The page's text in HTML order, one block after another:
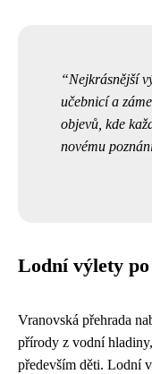
Nejkrásnější
učebnicí a
objevů, kde
novému
Lodní výlety
Vranovská přehrada
přírody z vodní
především děti. Lodní